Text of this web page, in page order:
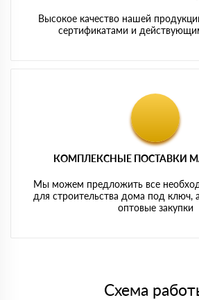
Высокое качество нашей
сертификатами и
КОМПЛЕКСНЫЕ ПОСТАВКИ
Мы можем предложить все
для строительства дома под ключ,
оптовые закупки
Схема